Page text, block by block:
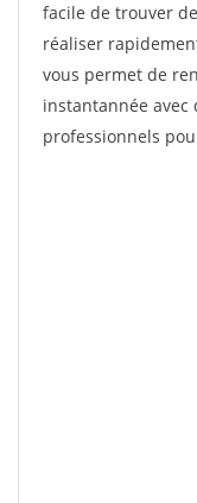
facile de trouver
réaliser
vous permet de
instantannée
professionnels